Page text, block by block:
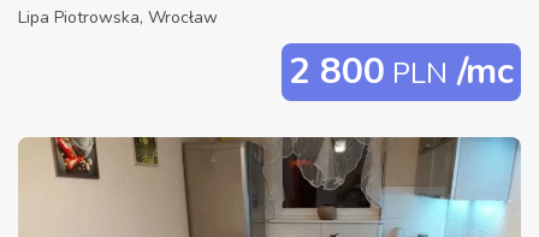
Lipa Piotrowska, Wrocław
2 800 PLN /mc